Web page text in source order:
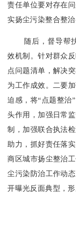
责任单位要对存在
实扬尘污染整合整治
随后，督导帮
效机制。针对群众
点问题清单，解决
为工作成效。二要
迫感，将“点题整治
头作用，加强日常
制，加强联合执法
助力，抓好责任落
商区城市扬尘整治
尘污染防治工作动
开曝光反面典型，